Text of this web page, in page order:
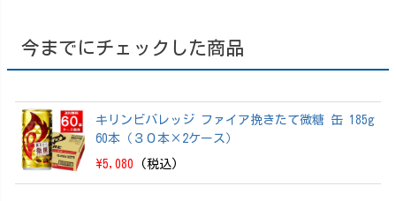
25 EDITION 70
今までにチェックした商品
キリンビバレッジ ファイア挽きたて微糖 缶 185g
60本（３０本×2ケース）
\5,080 (税込)